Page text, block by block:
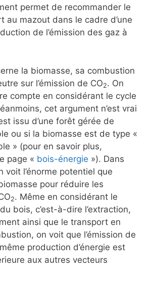
permet de recommander le
au mazout dans le cadre d’une
de l’émission des gaz à
la biomasse, sa combustion
sur l’émission de CO2. On
compte en considérant le cycle
cet argument n’est vrai
issu d’une forêt gérée de
ou si la biomasse est de type «
» (pour en savoir plus,
page « bois-énergie »). Dans
voit l’énorme potentiel que
pour réduire les
2. Même en considérant le
bois, c’est-à-dire l’extraction,
ainsi que le transport en
on voit que l’émission de
production d’énergie est
aux autres vecteurs